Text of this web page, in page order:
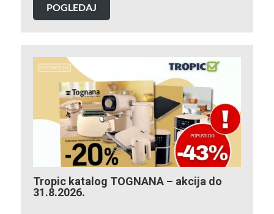
POGLEDAJ
Tropic katalog TOGNANA – akcija do
31.8.2026.